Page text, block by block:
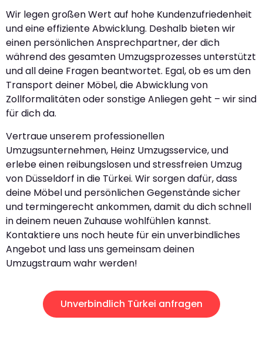
Wir legen großen Wert auf hohe Kundenzufriedenheit
und eine effiziente Abwicklung. Deshalb bieten wir
einen persönlichen Ansprechpartner, der dich
während des gesamten Umzugsprozesses unterstützt
und all deine Fragen beantwortet. Egal, ob es um den
Transport deiner Möbel, die Abwicklung von
Zollformalitäten oder sonstige Anliegen geht – wir sind
für dich da.
Vertraue unserem professionellen
Umzugsunternehmen, Heinz Umzugsservice, und
erlebe einen reibungslosen und stressfreien Umzug
von Düsseldorf in die Türkei. Wir sorgen dafür, dass
deine Möbel und persönlichen Gegenstände sicher
und termingerecht ankommen, damit du dich schnell
in deinem neuen Zuhause wohlfühlen kannst.
Kontaktiere uns noch heute für ein unverbindliches
Angebot und lass uns gemeinsam deinen
Umzugstraum wahr werden!
Unverbindlich Türkei anfragen